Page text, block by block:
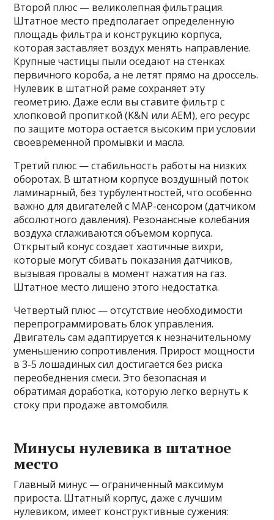
Второй плюс — великолепная фильтрация.
Штатное место предполагает определенную
площадь фильтра и конструкцию корпуса,
которая заставляет воздух менять направление.
Крупные частицы пыли оседают на стенках
первичного короба, а не летят прямо на дроссель.
Нулевик в штатной раме сохраняет эту
геометрию. Даже если вы ставите фильтр с
хлопковой пропиткой (K&N или AEM), его ресурс
по защите мотора остается высоким при условии
своевременной промывки и масла.
Третий плюс — стабильность работы на низких
оборотах. В штатном корпусе воздушный поток
ламинарный, без турбулентностей, что особенно
важно для двигателей с MAP-сенсором (датчиком
абсолютного давления). Резонансные колебания
воздуха сглаживаются объемом корпуса.
Открытый конус создает хаотичные вихри,
которые могут сбивать показания датчиков,
вызывая провалы в момент нажатия на газ.
Штатное место лишено этого недостатка.
Четвертый плюс — отсутствие необходимости
перепрограммировать блок управления.
Двигатель сам адаптируется к незначительному
уменьшению сопротивления. Прирост мощности
в 3-5 лошадиных сил достигается без риска
переобеднения смеси. Это безопасная и
обратимая доработка, которую легко вернуть к
стоку при продаже автомобиля.
Минусы нулевика в штатное
место
Главный минус — ограниченный максимум
прироста. Штатный корпус, даже с лучшим
нулевиком, имеет конструктивные сужения: